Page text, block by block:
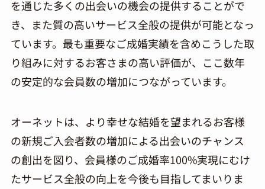
を通じた多くの出会いの機会の提供することがで
き、また質の高いサービス全般の提供が可能となっ
ています。最も重要なご成婚実績を含めこうした取
り組みに対するお客さまの高い評価が、ここ数年
の安定的な会員数の増加につながっています。
オーネットは、より幸せな結婚を望まれるお客様
の新規ご入会者数の増加による出会いのチャンス
の創出を図り、会員様のご成婚率100%実現にむけ
たサービス全般の向上を今後も目指してまいりま